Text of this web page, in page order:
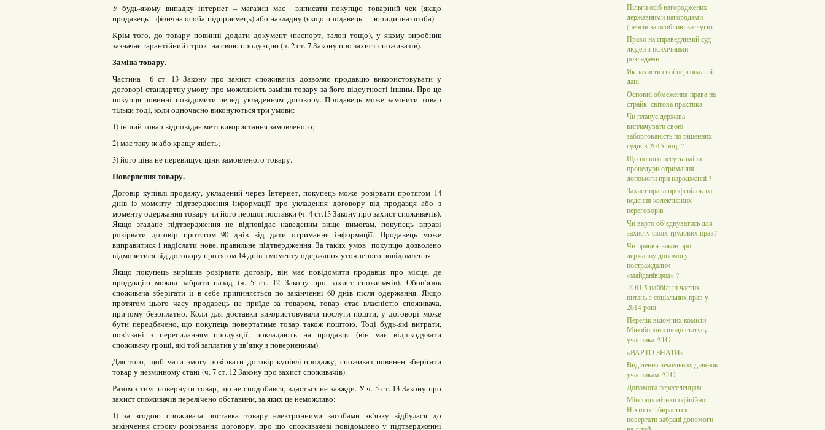
У будь-якому випадку інтернет – магазин має виписати покупцю товарний чек (якщо
продавець – фізична особа-підприємець) або накладну (якщо продавець — юридична особа).
Крім того, до товару повинні додати документ (паспорт, талон тощо), у якому виробник
зазначає гарантійний строк на свою продукцію (ч. 2 ст. 7 Закону про захист споживачів).
Заміна товару.
Частина 6 ст. 13 Закону про захист споживачів дозволяє продавцю використовувати у
договорі стандартну умову про можливість заміни товару за його відсутності іншим. Про це
покупця повинні повідомити перед укладенням договору. Продавець може замінити товар
тільки тоді, коли одночасно виконуються три умови:
1) інший товар відповідає меті використання замовленого;
2) має таку ж або кращу якість;
3) його ціна не перевищує ціни замовленого товару.
Повернення товару.
Договір купівлі-продажу, укладений через Інтернет, покупець може розірвати протягом 14
днів із моменту підтвердження інформації про укладення договору від продавця або з
моменту одержання товару чи його першої поставки (ч. 4 ст.13 Закону про захист споживачів).
Якщо згадане підтвердження не відповідає наведеним вище вимогам, покупець вправі
розірвати договір протягом 90 днів від дати отримання інформації. Продавець може
виправитися і надіслати нове, правильне підтвердження. За таких умов покупцю дозволено
відмовитися від договору протягом 14 днів з моменту одержання уточненого повідомлення.
Якщо покупець вирішив розірвати договір, він має повідомити продавця про місце, де
продукцію можна забрати назад (ч. 5 ст. 12 Закону про захист споживачів). Обов’язок
споживача зберігати її в себе припиняється по закінченні 60 днів після одержання. Якщо
протягом цього часу продавець не приїде за товаром, товар стає власністю споживача,
причому безоплатно. Коли для доставки використовували послуги пошти, у договорі може
бути передбачено, що покупець повертатиме товар також поштою. Тоді будь-які витрати,
пов’язані з пересиланням продукції, покладають на продавця (він має відшкодувати
споживачу гроші, які той заплатив у зв’язку з поверненням).
Для того, щоб мати змогу розірвати договір купівлі-продажу, споживач повинен зберігати
товар у незмінному стані (ч. 7 ст. 12 Закону про захист споживачів).
Разом з тим повернути товар, що не сподобався, вдасться не завжди. У ч. 5 ст. 13 Закону про
захист споживачів перелічено обставини, за яких це неможливо:
1) за згодою споживача поставка товару електронними засобами зв’язку відбулася до
закінчення строку розірвання договору, про що споживачеві повідомлено у підтвердженні
Пільги осіб нагороджених
державними нагородами
(пенсія за особливі заслуги)
Право на справедливий суд
людей з психічними
розладами
Як захисти свої персональні
дані
Основні обмеження права на
страйк: світова практика
Чи планує держава
виплачувати свою
заборгованість по рішеннях
судів в 2015 році ?
Що нового несуть зміни
процедури отримання
допомоги при народженні ?
Захист права профспілок на
ведення колективних
переговорів
Чи варто об’єднуватись для
захисту своїх трудових прав?
Чи працює закон про
державну допомогу
постраждалим
«майданівцям» ?
ТОП 5 найбільш частих
питань з соціальних прав у
2014 році
Перелік відомчих комісій
Міноборони щодо статусу
учасника АТО
«ВАРТО ЗНАТИ»
Виділення земельних ділянок
учасникам АТО
Допомога переселенцям
Мінсоцполітики офіційно:
Ніхто не збирається
повертати забрані допомоги